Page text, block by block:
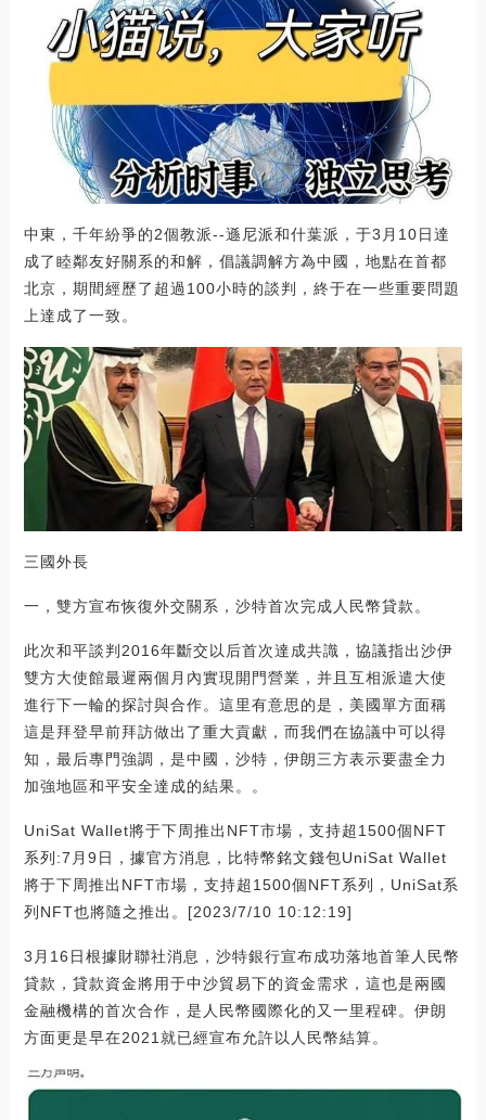
中東，千年紛爭的2個教派--遜尼派和什葉派，于3月10日達
成了睦鄰友好關系的和解，倡議調解方為中國，地點在首都
北京，期間經歷了超過100小時的談判，終于在一些重要問題
上達成了一致。
三國外長
一，雙方宣布恢復外交關系，沙特首次完成人民幣貸款。
此次和平談判2016年斷交以后首次達成共識，協議指出沙伊
雙方大使館最遲兩個月內實現開門營業，并且互相派遣大使
進行下一輪的探討與合作。這里有意思的是，美國單方面稱
這是拜登早前拜訪做出了重大貢獻，而我們在協議中可以得
知，最后專門強調，是中國，沙特，伊朗三方表示要盡全力
加強地區和平安全達成的結果。。
UniSat Wallet將于下周推出NFT市場，支持超1500個NFT
系列:7月9日，據官方消息，比特幣銘文錢包UniSat Wallet
將于下周推出NFT市場，支持超1500個NFT系列，UniSat系
列NFT也將隨之推出。[2023/7/10 10:12:19]
3月16日根據財聯社消息，沙特銀行宣布成功落地首筆人民幣
貸款，貸款資金將用于中沙貿易下的資金需求，這也是兩國
金融機構的首次合作，是人民幣國際化的又一里程碑。伊朗
方面更是早在2021就已經宣布允許以人民幣結算。